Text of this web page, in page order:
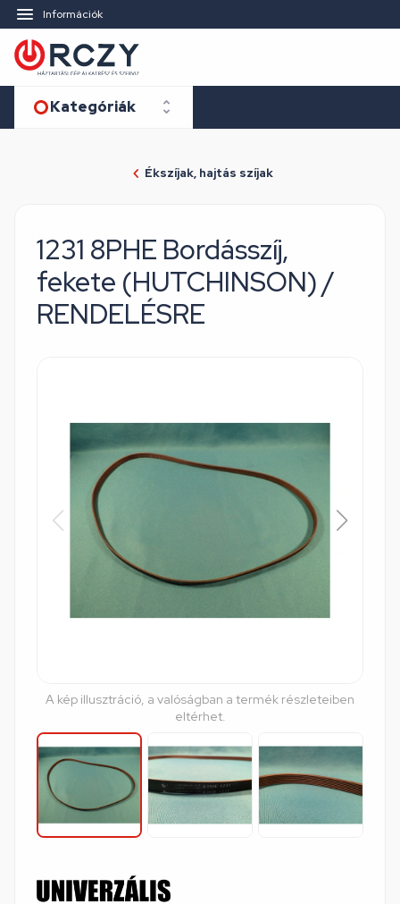
Információk
Kategóriák
Ékszíjak, hajtás szíjak
1231 8PHE Bordásszíj,
fekete (HUTCHINSON) /
RENDELÉSRE
A kép illusztráció, a valóságban a termék részleteiben
eltérhet.